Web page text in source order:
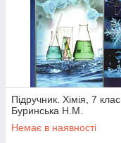
Підручник. Хімія, 7 клас.
Буринська Н.М.
Немає в наявності